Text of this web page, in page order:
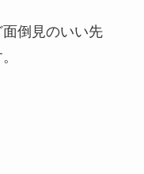
倒見のいい先